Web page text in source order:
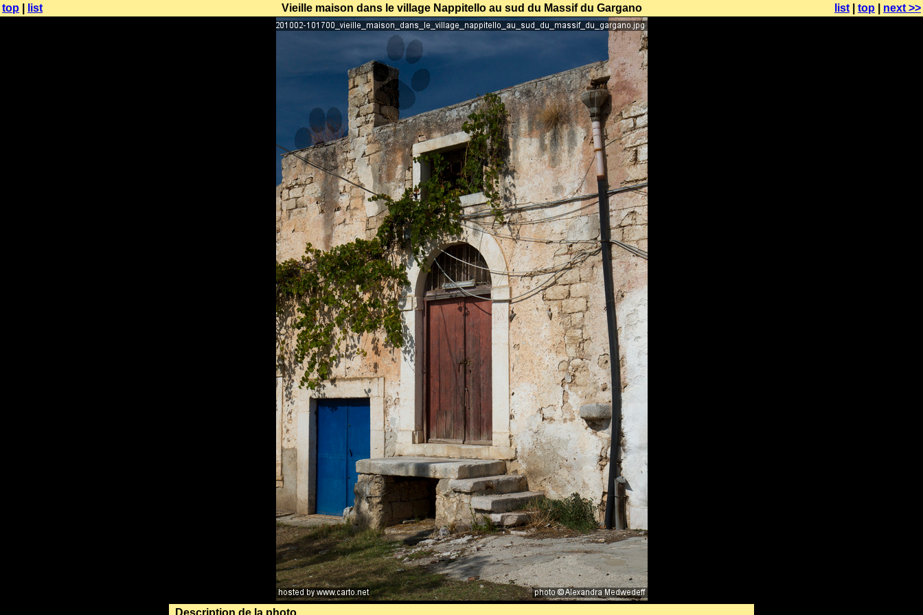
top list Vieille maison dans le village Nappitello au sud du Massif du Gargano list top next >>
Description de la photo